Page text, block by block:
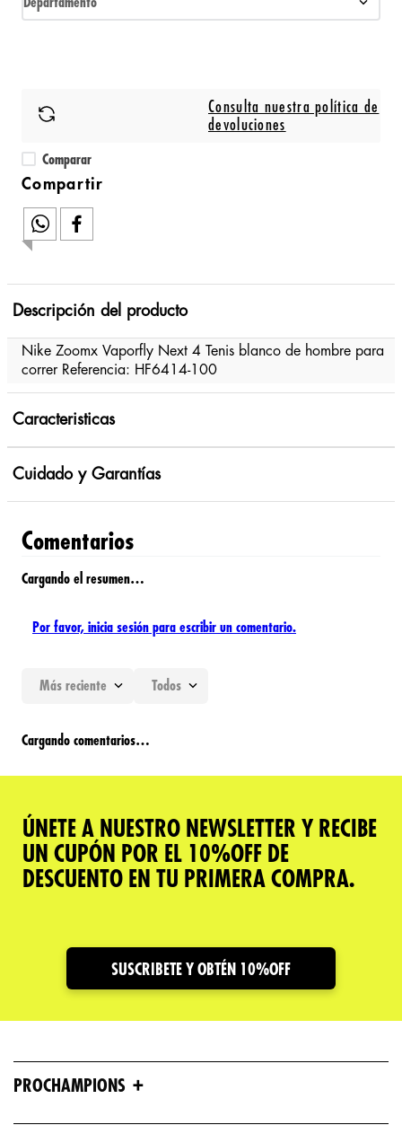
Consulta nuestra política de
devoluciones
Comparar
Descripción del producto
Nike Zoomx Vaporfly Next 4 Tenis blanco de hombre para
correr Referencia: HF6414-100
Caracteristicas
Cuidado y Garantías
Comentarios
Cargando el resumen…
Por favor, inicia sesión para escribir un comentario.
Más reciente Todos
Cargando comentarios…
ÚNETE A NUESTRO NEWSLETTER Y RECIBE
UN CUPÓN POR EL 10%OFF DE
DESCUENTO EN TU PRIMERA COMPRA.
SUSCRIBETE Y OBTÉN 10%OFF
PROCHAMPIONS +